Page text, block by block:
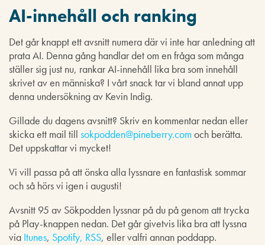
AI-innehåll och ranking
Det går knappt ett avsnitt numera där vi inte har anledning att
prata AI. Denna gång handlar det om en fråga som många
ställer sig just nu, rankar AI-innehåll lika bra som innehåll
skrivet av en människa? I vårt snack tar vi bland annat upp
denna undersökning av Kevin Indig.
Gillade du dagens avsnitt? Skriv en kommentar nedan eller
skicka ett mail till sokpodden@pineberry.comoch berätta.
Det uppskattar vi mycket!
Vi vill passa på att önska alla lyssnare en fantastisk sommar
och så hörs vi igen i augusti!
Avsnitt 95 av Sökpodden lyssnar på du på genom att trycka
på Play-knappen nedan. Det går givetvis lika bra att lyssna
via Itunes, Spotify, RSS, eller valfri annan poddapp.